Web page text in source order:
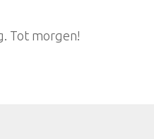
Tot morgen!